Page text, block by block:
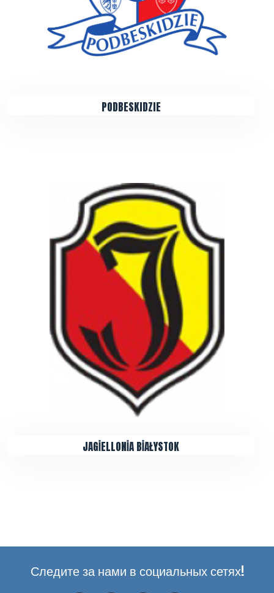
PODBESKIDZIE
JAGİELLONİA BİAŁYSTOK
Следите за нами в социальных сетях!